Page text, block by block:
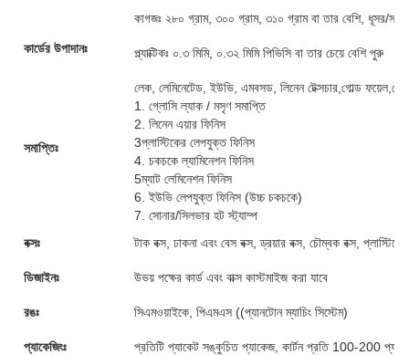
কার্ডের উপাদানঃ
কাগজঃ ২৮০ গ্রাম, ৩০০ গ্রাম, ৩১০ গ্রাম বা তার বেশি, ধূসর/
প্ল্যাক্টিকঃ ০.৩ মিমি, ০.৩২ মিমি পিভিসি বা তার চেয়ে বেশি পুরু
সমাপ্তিঃ
লেক, লেমিনেটেড, ইউভি, এমবসড, লিনেন টেক্সচার,গোল্ড
1. গ্লোসি ল্যাক / মসৃণ সমাপ্তি
2. লিনেন এয়ার ফিনিস
3প্লাস্টিকের লেপযুক্ত ফিনিস
4. চকচকে ল্যামিনেশন ফিনিস
5ম্যাট লেমিনেশন ফিনিস
6. ইউভি লেপযুক্ত ফিনিস (উচ্চ চকচকে)
7. সোনার/সিলভার হট স্ট্যাম্প
বক্সঃ
টাক বক্স, ঢাকনা এবং বেস বক্স, ড্রয়ার বক্স, চৌম্বক বক্স,
ডিজাইনঃ উভয় পক্ষের কার্ড এবং বাক্স কাস্টমাইজ করা যাবে
রঙঃ সিএমওয়াইকে, পিএমএস ((প্যানটোন ম্যাচিং সিস্টেম)
প্যাকেজিংঃ প্রতিটি প্যাকেট সঙ্কুচিত প্যাকেজ, কার্টন প্রতি 100-200